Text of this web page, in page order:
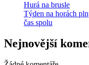
Hurá na brusle
Týden na horách
čas spolu
Nejnovější